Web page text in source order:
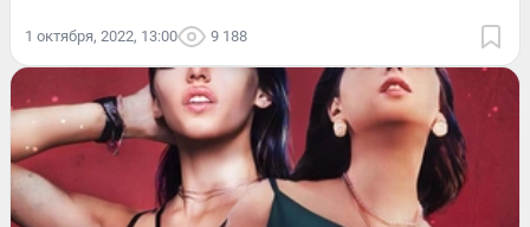
1 октября, 2022, 13:00 9 188